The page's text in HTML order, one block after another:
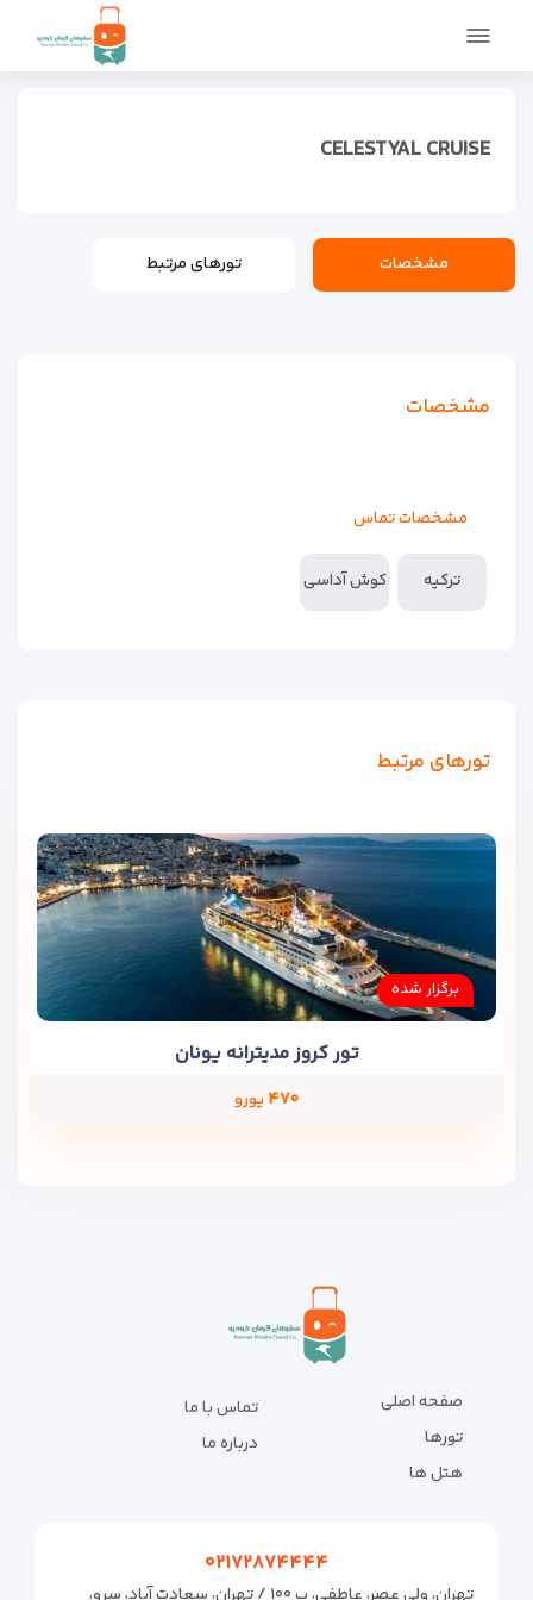
صفحه اصلی
CELESTYAL CRUISE
مشخصات تورهای مرتبط
مشخصات
مشخصات تماس
ترکیه کوش آداسی
تورهای مرتبط
برگزار شده
تور کروز مدیترانه یونان
۴۷۰ یورو
صفحه اصلی
تورها
هتل ها
تماس با ما
درباره ما
۰۲۱۷۲۸۷۴۴۴۴
تهران، ولی عصر، عاطفی، پ ۱۰۰ / تهران، سعادت آباد، سرو،